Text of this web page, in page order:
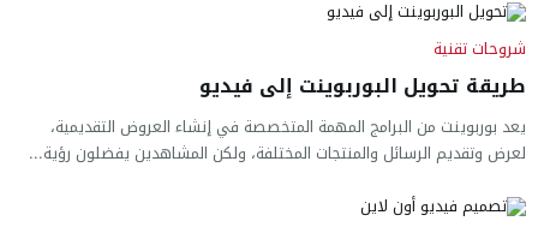
شروحات تقنية
طريقة تحويل البوربوينت إلى فيديو
يعد بوربوينت من البرامج المهمة المتخصصة في إنشاء العروض التقديمية،
لعرض وتقديم الرسائل والمنتجات المختلفة، ولكن المشاهدين يفضلون رؤية...